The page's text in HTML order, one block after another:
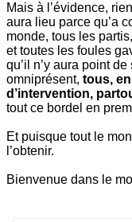
Mais à l’évidence,
aura lieu parce qu’a
monde, tous les
et toutes les foules
qu’il n’y aura point
omniprésent, tous,
d’intervention,
tout ce bordel en
Et puisque tout le
l’obtenir.
Bienvenue dans le